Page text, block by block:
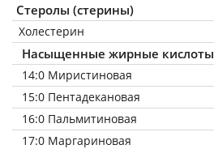
Стеролы (стерины)
Холестерин
Насыщенные жирные кислоты
14:0 Миристиновая
15:0 Пентадекановая
16:0 Пальмитиновая
17:0 Маргариновая